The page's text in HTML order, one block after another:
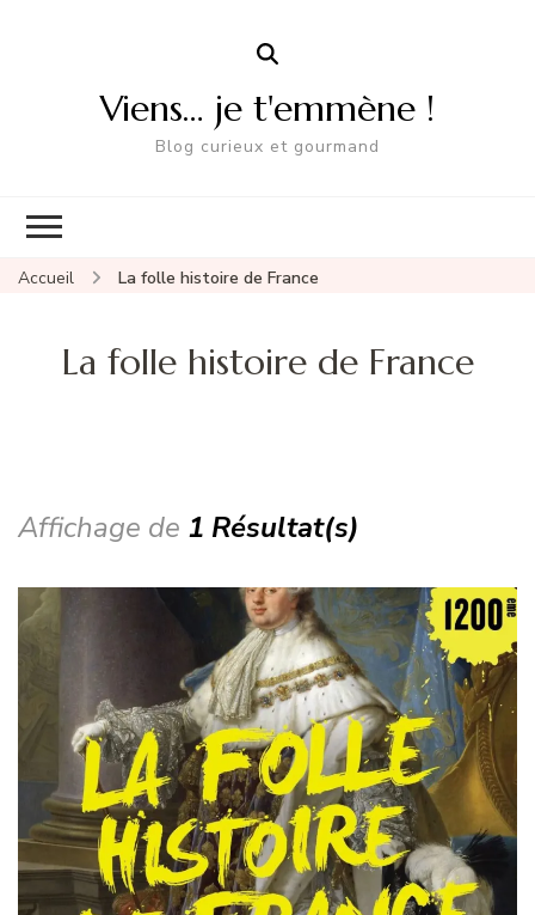
Viens… je t'emmène !
Blog curieux et gourmand
Accueil La folle histoire de France
La folle histoire de France
Affichage de 1 Résultat(s)